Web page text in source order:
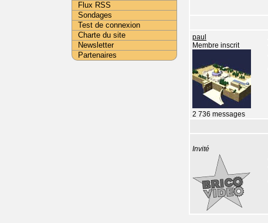
paul
Membre inscrit
2 736 messages
Invité
Flux RSS
Sondages
Test de connexion
Charte du site
Newsletter
Partenaires